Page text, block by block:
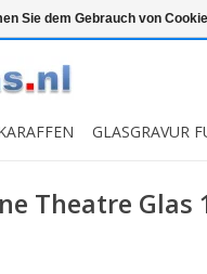
Graveren
GLASGRAVUR
Theatre Glas
Sie dem Gebrauch von